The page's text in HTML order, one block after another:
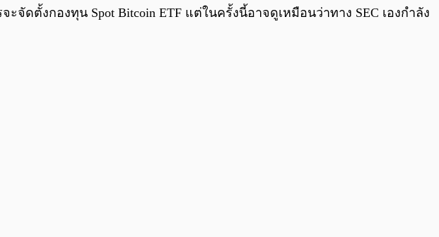
ดตั้งกองทุน Spot Bitcoin ETF แต่ในครั้งนี้อาจดูเหมือนว่าทาง SEC เองกำลัง